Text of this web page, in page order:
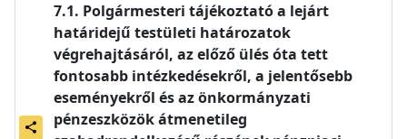
share
Polgármesteri tájékoztató a lejárt
határidejű testületi határozatok
végrehajtásáról, az előző ülés óta tett
fontosabb intézkedésekről, a jelentősebb
eseményekről és az önkormányzati
pénzeszközök átmenetileg